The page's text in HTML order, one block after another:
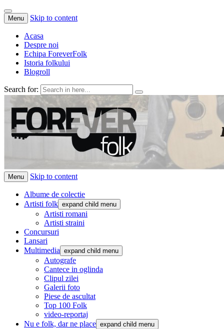
Menu Skip to content
Acasa
Despre noi
Echipa ForeverFolk
Istoria folkului
Blogroll
Search for:
ForeverFolk
Muzica sufletului tau
Menu Skip to content
Albume de colectie
Artisti folk expand child menu
Artisti romani
Artisti straini
Concursuri
Lansari
Multimedia expand child menu
Autografe
Cantece in oglinda
Clipul zilei
Galerii foto
Piese de ascultat
Top 100 Folk
video-reportaj
Nu e folk, dar ne place expand child menu